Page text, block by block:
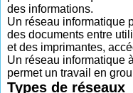
des informations.
Un réseau informatique
des documents entre
et des imprimantes,
Un réseau informatique
permet un travail en
Types de réseaux